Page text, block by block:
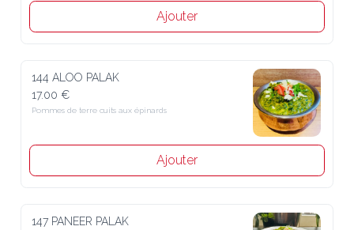
Ajouter
144 ALOO PALAK
17.00 €
Pommes de terre cuits aux épinards
Ajouter
147 PANEER PALAK